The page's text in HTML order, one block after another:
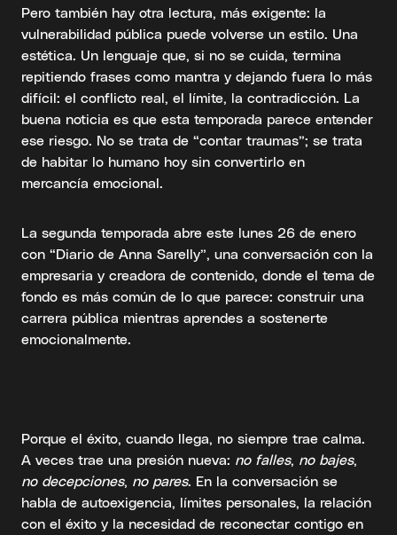
Pero también hay otra lectura, más exigente: la
vulnerabilidad pública puede volverse un estilo. Una
estética. Un lenguaje que, si no se cuida, termina
repitiendo frases como mantra y dejando fuera lo más
difícil: el conflicto real, el límite, la contradicción. La
buena noticia es que esta temporada parece entender
ese riesgo. No se trata de “contar traumas”; se trata
de habitar lo humano hoy sin convertirlo en
mercancía emocional.
La segunda temporada abre este lunes 26 de enero
con “Diario de Anna Sarelly”, una conversación con la
empresaria y creadora de contenido, donde el tema de
fondo es más común de lo que parece: construir una
carrera pública mientras aprendes a sostenerte
emocionalmente.
Porque el éxito, cuando llega, no siempre trae calma.
A veces trae una presión nueva: no falles, no bajes,
no decepciones, no pares. En la conversación se
habla de autoexigencia, límites personales, la relación
con el éxito y la necesidad de reconectar contigo en